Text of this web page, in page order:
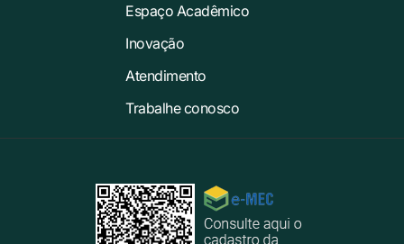
Espaço Acadêmico
Inovação
Atendimento
Trabalhe conosco